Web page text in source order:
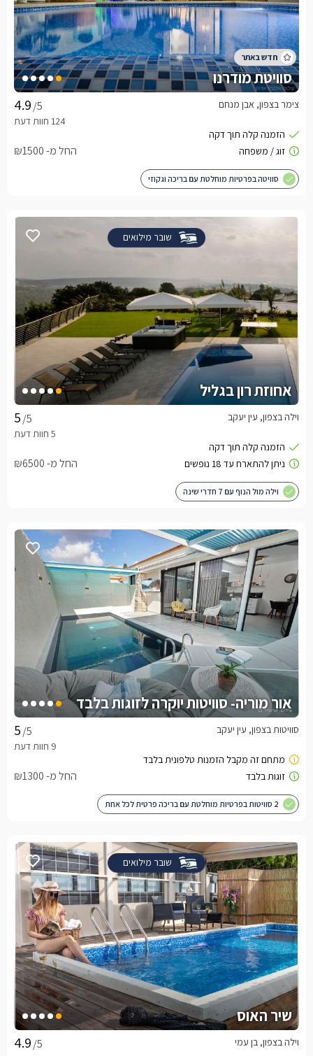
סוויטת מודרנו
/5 צימר בצפון, אבן מנחם
החל מ- ₪1500
סוויטה בפרטיות מוחלטת עם בריכה וגקוזי
שובר מילואים
אחוזת רון בגליל
/5 וילה בצפון, עין יעקב
החל מ- ₪6500
וילה מול הנוף עם 7 חדרי שינה
אור מוריה- סוויטות יוקרה לזוגות בלבד
/5 סוויטות בצפון, עין יעקב
החל מ- ₪1300
2 סוויטות בפרטיות מוחלטת עם בריכה פרטית לכל אחת
שובר מילואים
שיר האוס
/5 וילה בצפון, בן עמי